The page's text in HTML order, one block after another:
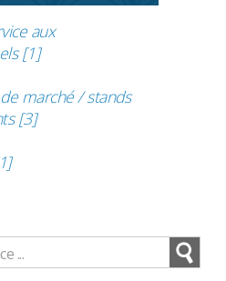
aux
[1]
marché / stands
[3]